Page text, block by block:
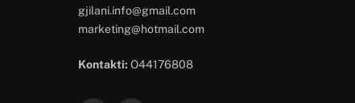
gjilani.info@gmail.com
marketing@hotmail.com
Kontakti: O44176808